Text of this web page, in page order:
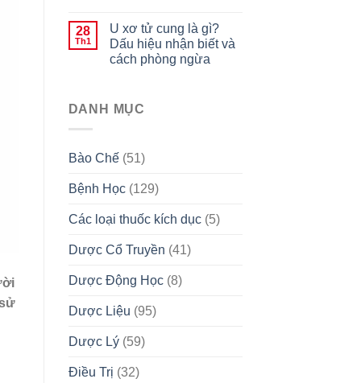
28
Th1
U xơ tử cung là gì?
Dấu hiệu nhận biết và
cách phòng ngừa
DANH MỤC
Bào Chế(51)
Bệnh Học(129)
Các loại thuốc kích dục(5)
Dược Cổ Truyền (41)
Dược Động Học(8)
Dược Liệu (95)
Dược Lý(59)
Điều Trị (32)